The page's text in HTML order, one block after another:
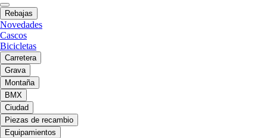
Rebajas
Novedades
Cascos
Bicicletas
Carretera
Grava
Montaña
BMX
Ciudad
Piezas de recambio
Equipamientos